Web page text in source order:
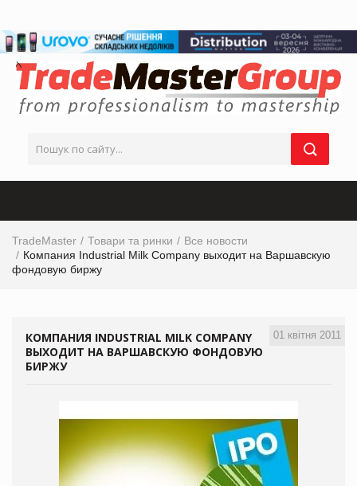
TradeMaster Товари та ринки
Все новости
Компания Industrial Milk Company выходит на Варшавскую
фондовую биржу
01 квітня 2011
КОМПАНИЯ INDUSTRIAL MILK COMPANY
ВЫХОДИТ НА ВАРШАВСКУЮ ФОНДОВУЮ
БИРЖУ